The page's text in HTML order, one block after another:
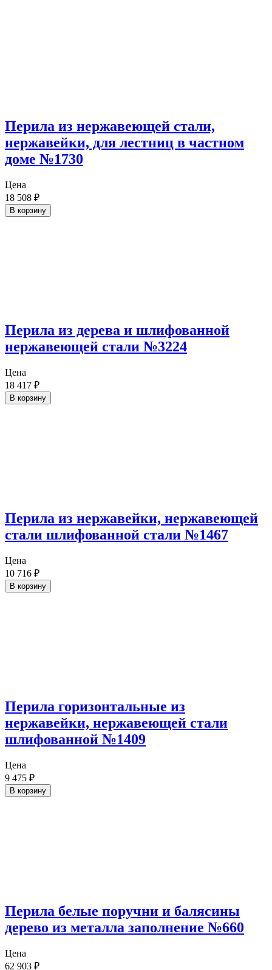
Перила из нержавеющей стали,
нержавейки, для лестниц в частном
доме №1730
Цена
18 508 ₽
В корзину
Перила из дерева и шлифованной
нержавеющей стали №3224
Цена
18 417 ₽
В корзину
Перила из нержавейки, нержавеющей
стали шлифованной стали №1467
Цена
10 716 ₽
В корзину
Перила горизонтальные из
нержавейки, нержавеющей стали
шлифованной №1409
Цена
9 475 ₽
В корзину
Перила белые поручни и балясины
дерево из металла заполнение №660
Цена
62 903 ₽